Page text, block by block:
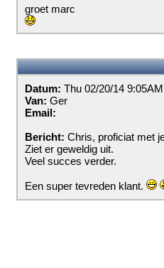
groet marc
Datum: Thu 02/20/14 9:05AM
Van: Ger
Email:
Bericht: Chris, proficiat met
Ziet er geweldig uit.
Veel succes verder.
Een super tevreden klant.